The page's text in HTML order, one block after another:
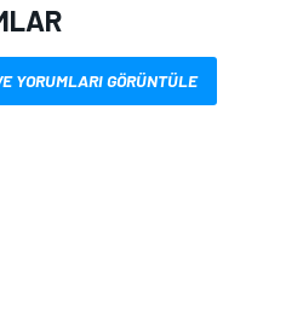
YORUMLARI GÖRÜNTÜLE